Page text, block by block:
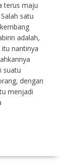
terus maju
satu
adalah,
nantinya
suatu
dengan
menjadi